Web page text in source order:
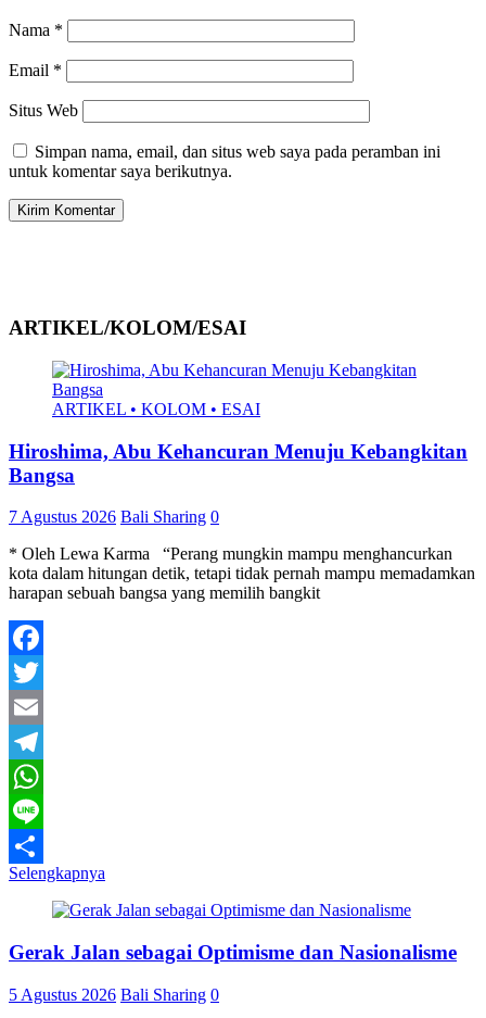
Nama *
Email *
Situs Web
Simpan nama, email, dan situs web saya pada peramban ini
untuk komentar saya berikutnya.
ARTIKEL/KOLOM/ESAI
ARTIKEL • KOLOM • ESAI
Hiroshima, Abu Kehancuran Menuju Kebangkitan
Bangsa
7 Agustus 2026 Bali Sharing 0
* Oleh Lewa Karma “Perang mungkin mampu menghancurkan
kota dalam hitungan detik, tetapi tidak pernah mampu memadamkan
harapan sebuah bangsa yang memilih bangkit
Facebook
Twitter
Email
Telegram
WhatsApp
Line
Share
Selengkapnya
Gerak Jalan sebagai Optimisme dan Nasionalisme
5 Agustus 2026 Bali Sharing 0